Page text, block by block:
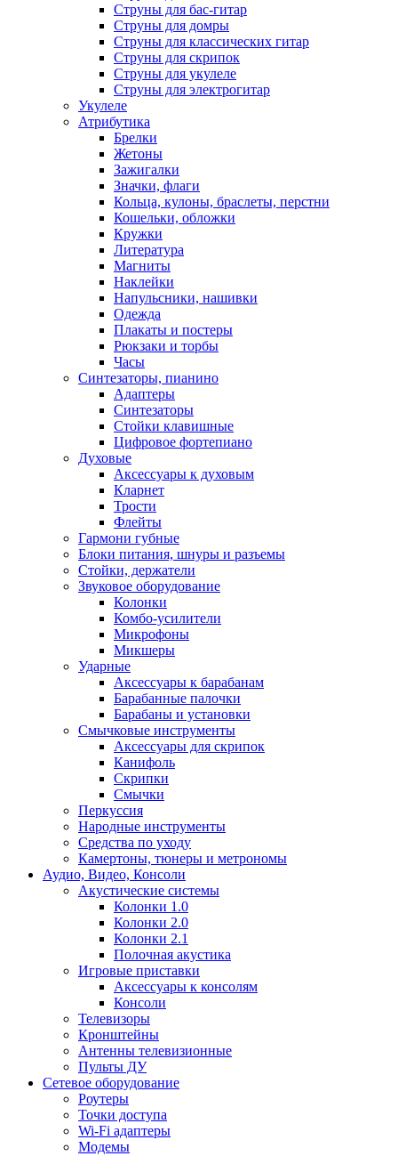
Струны для бас-гитар
Струны для домры
Струны для классических гитар
Струны для скрипок
Струны для укулеле
Струны для электрогитар
Укулеле
Атрибутика
Брелки
Жетоны
Зажигалки
Значки, флаги
Кольца, кулоны, браслеты, перстни
Кошельки, обложки
Кружки
Литература
Магниты
Наклейки
Напульсники, нашивки
Одежда
Плакаты и постеры
Рюкзаки и торбы
Часы
Синтезаторы, пианино
Адаптеры
Синтезаторы
Стойки клавишные
Цифровое фортепиано
Духовые
Аксессуары к духовым
Кларнет
Трости
Флейты
Гармони губные
Блоки питания, шнуры и разъемы
Стойки, держатели
Звуковое оборудование
Колонки
Комбо-усилители
Микрофоны
Микшеры
Ударные
Аксессуары к барабанам
Барабанные палочки
Барабаны и установки
Смычковые инструменты
Аксессуары для скрипок
Канифоль
Скрипки
Смычки
Перкуссия
Народные инструменты
Средства по уходу
Камертоны, тюнеры и метрономы
Аудио, Видео, Консоли
Акустические системы
Колонки 1.0
Колонки 2.0
Колонки 2.1
Полочная акустика
Игровые приставки
Аксессуары к консолям
Консоли
Телевизоры
Кронштейны
Антенны телевизионные
Пульты ДУ
Сетевое оборудование
Роутеры
Точки доступа
Wi-Fi адаптеры
Модемы